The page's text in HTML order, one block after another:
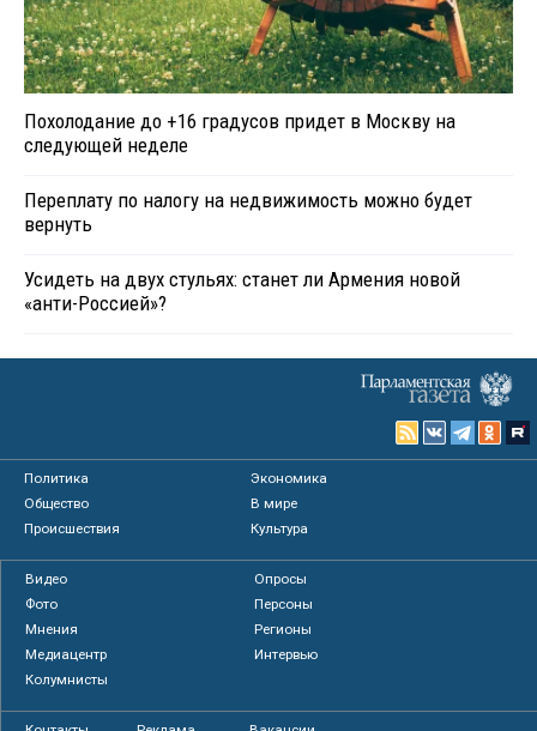
Похолодание до +16 градусов придет в Москву на
следующей неделе
Переплату по налогу на недвижимость можно будет
вернуть
Усидеть на двух стульях: станет ли Армения новой
«анти-Россией»?
Политика
Экономика
Общество
В мире
Происшествия
Культура
Видео
Опросы
Фото
Персоны
Мнения
Регионы
Медиацентр
Интервью
Колумнисты